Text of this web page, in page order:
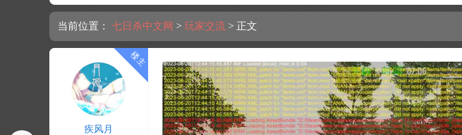
当前位置： 七日杀中文网 > 玩家交流 > 正文
疾风月